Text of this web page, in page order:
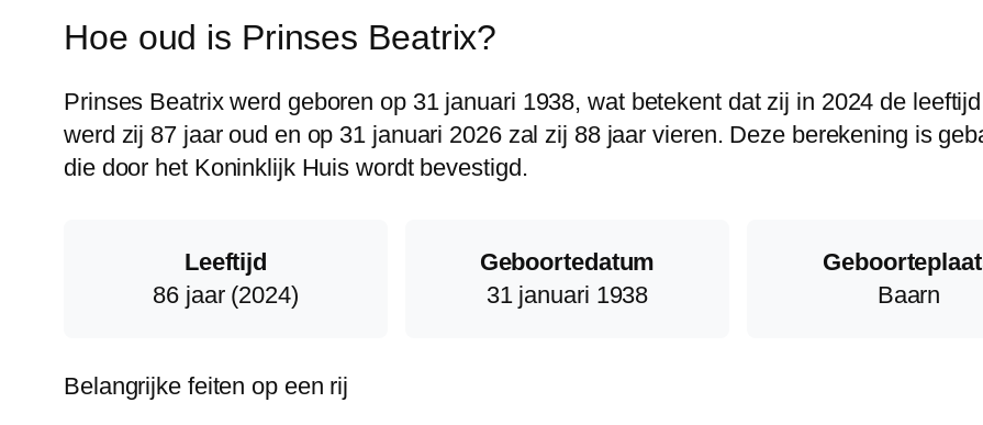
Hoe oud is Prinses Beatrix?
Prinses Beatrix werd geboren op 31 januari 1938, wat betekent dat zij in 2024 de
werd zij 87 jaar oud en op 31 januari 2026 zal zij 88 jaar vieren. Deze berekening is
die door het Koninklijk Huis wordt bevestigd.
Leeftijd
86 jaar (2024)
Geboortedatum
31 januari 1938
Baarn
Belangrijke feiten op een rij